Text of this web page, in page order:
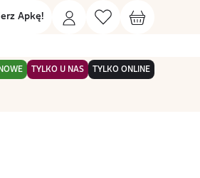
Apkę!
NOWE TYLKO U NAS TYLKO ONLINE